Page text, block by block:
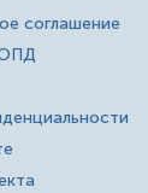
соглашение